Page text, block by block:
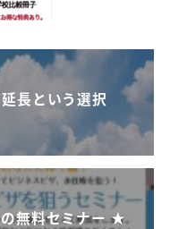
長という選択
無料セミナー ★